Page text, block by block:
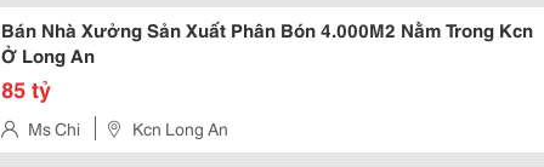
Bán Nhà Xưởng Sản Xuất Phân Bón 4.000M2 Nằm Trong Kcn
Ở Long An
85 tỷ
Ms Chi Kcn Long An